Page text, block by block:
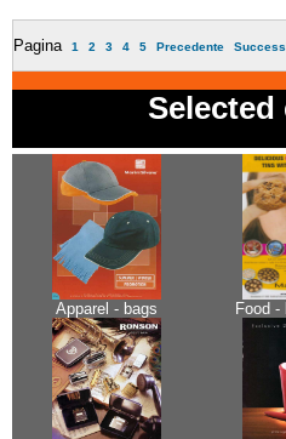
Pagina 1 2 3 4 5 Precedente
Apparel - bags Food -